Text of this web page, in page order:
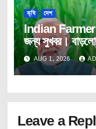
কৃষি দেশ
Indian Farmer
জন্য সুখবর। বাড়লো
নিধি’ প্রকল্পের
AUG 1, 2026
Leave a